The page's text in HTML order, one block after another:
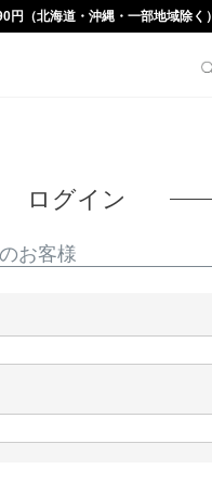
円（北海道・沖縄・一部地域除く）
ログイン
お客様